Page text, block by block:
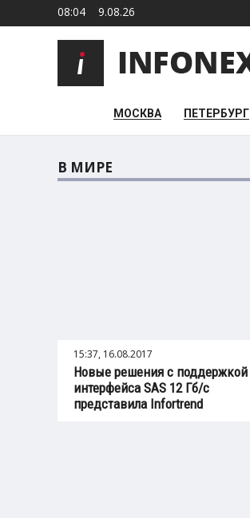
08:04 9.08.26
МОСКВА ПЕТЕРБУРГ
В МИРЕ
15:37, 16.08.2017
Новые решения с поддержкой
интерфейса SAS 12 Гб/с
представила Infortrend